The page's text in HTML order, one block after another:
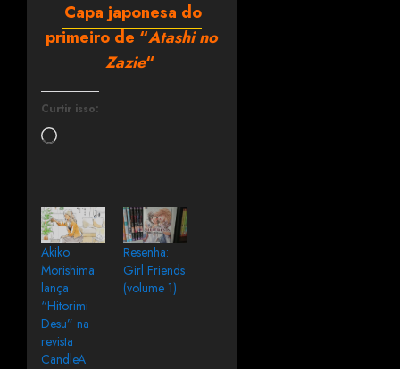
Capa japonesa do
primeiro de “Atashi no
Zazie“
Curtir isso:
Akiko
Morishima
lança
“Hitorimi
Desu” na
revista
CandleA
Resenha:
Girl Friends
(volume 1)